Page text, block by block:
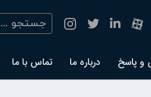
پاسخ درباره ما تماس با ما